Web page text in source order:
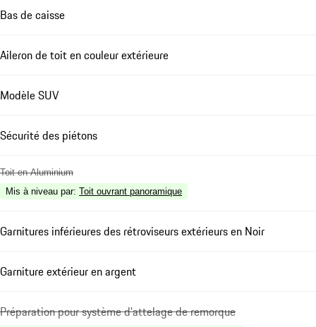
Bas de caisse
Aileron de toit en couleur extérieure
Modèle SUV
Sécurité des piétons
Toit en Aluminium
Mis à niveau par: Toit ouvrant panoramique
Garnitures inférieures des rétroviseurs extérieurs en Noir
Garniture extérieur en argent
Préparation pour système d'attelage de remorque